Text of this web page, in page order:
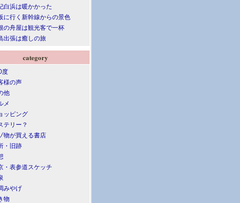
白浜は暖かかった
に行く新幹線からの景色
の舟屋は観光客で一杯
出張は癒しの旅
category
度
様の声
他
メ
ッピング
テリー？
物が買える書店
・旧跡
・表参道スケッチ
みやげ
物